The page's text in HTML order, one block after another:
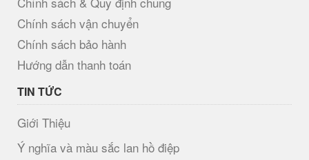
Chính sách vận chuyển
Chính sách bảo hành
Hướng dẫn thanh toán
TIN TỨC
Giới Thiệu
Ý nghĩa và màu sắc lan hồ điệp